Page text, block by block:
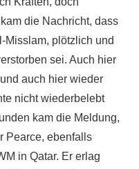
die Nachricht, dass
Misslam, plötzlich und
sei. Auch hier
auch hier wieder
nicht wiederbelebt
kam die Meldung,
Pearce, ebenfalls
in Qatar. Er erlag